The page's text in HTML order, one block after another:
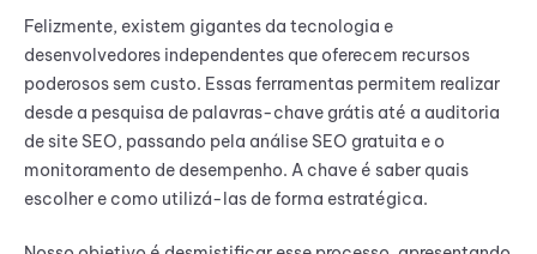
Felizmente, existem gigantes da tecnologia e
desenvolvedores independentes que oferecem recursos
poderosos sem custo. Essas ferramentas permitem realizar
desde a pesquisa de palavras-chave grátis até a auditoria
de site SEO, passando pela análise SEO gratuita e o
monitoramento de desempenho. A chave é saber quais
escolher e como utilizá-las de forma estratégica.